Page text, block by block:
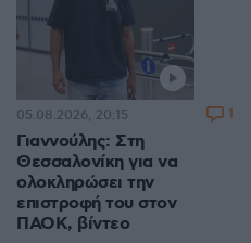
Γιαννούλης: Στη
Θεσσαλονίκη για να
ολοκληρώσει την
επιστροφή του στον
ΠΑΟΚ, βίντεο
05.08.2026, 20:15 1